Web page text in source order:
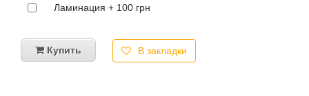
Ламинация + 100 грн
Купить В закладки